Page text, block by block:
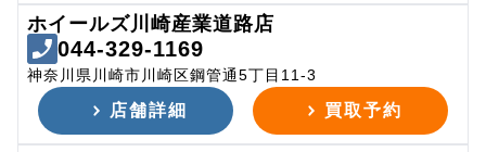
ホイールズ川崎産業道路店
044-329-1169
神奈川県川崎市川崎区鋼管通5丁目11-3
店舗詳細 買取予約